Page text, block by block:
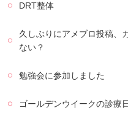
DRT整体
久しぶりにアメブロ投稿、
ない？
勉強会に参加しました
ゴールデンウイークの診療